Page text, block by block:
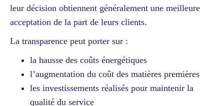
leur décision obtiennent généralement une meilleure
acceptation de la part de leurs clients.
La transparence peut porter sur :
la hausse des coûts énergétiques
l’augmentation du coût des matières premières
les investissements réalisés pour maintenir la
qualité du service